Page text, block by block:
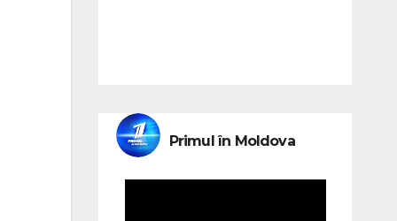
Primul în Moldova